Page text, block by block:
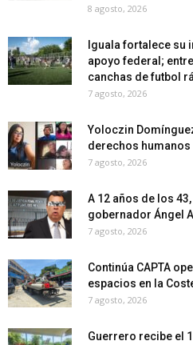
8 agosto, 2026
Iguala fortalece su
apoyo federal;
canchas de futbol
7 agosto, 2026
Yoloczin
derechos
7 agosto, 2026
A 12 años de los
gobernador Ángel
7 agosto, 2026
Continúa CAPTA
espacios en la
7 agosto, 2026
Guerrero recibe el